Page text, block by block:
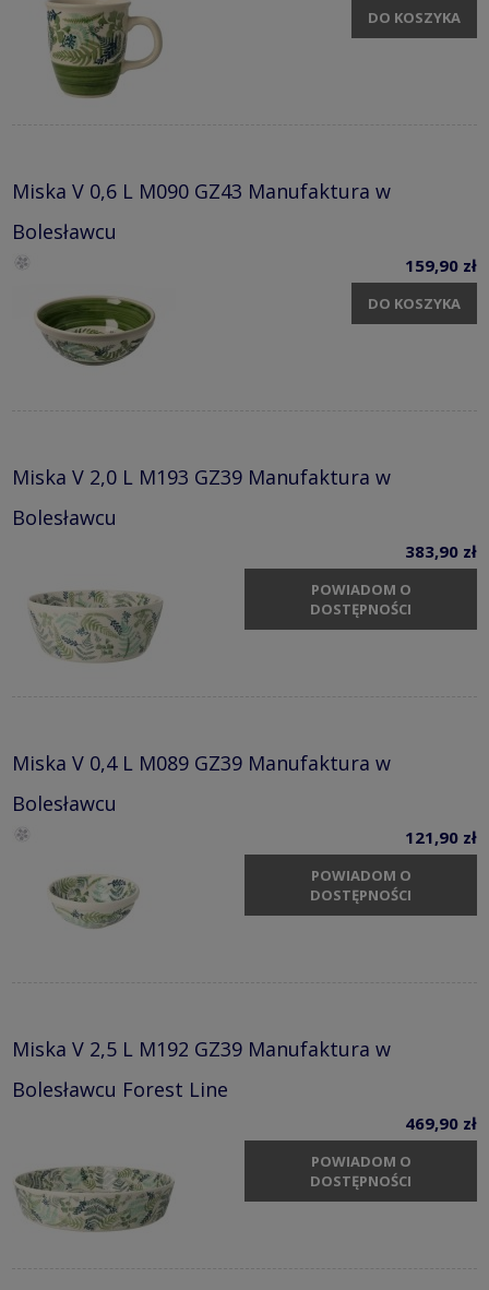
DO KOSZYKA
Miska V 0,6 L M090 GZ43 Manufaktura w
Bolesławcu
159,90 zł
DO KOSZYKA
Miska V 2,0 L M193 GZ39 Manufaktura w
Bolesławcu
383,90 zł
POWIADOM O
DOSTĘPNOŚCI
Miska V 0,4 L M089 GZ39 Manufaktura w
Bolesławcu
121,90 zł
POWIADOM O
DOSTĘPNOŚCI
Miska V 2,5 L M192 GZ39 Manufaktura w
Bolesławcu Forest Line
469,90 zł
POWIADOM O
DOSTĘPNOŚCI